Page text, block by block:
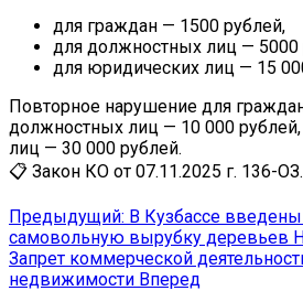
для граждан — 1500 рублей,
для должностных лиц — 5000
для юридических лиц — 15
Повторное нарушение для
должностных лиц — 10 000
лиц — 30 000 рублей.
📋 Закон КО от 07.11.2025 г. 136-ОЗ.
Предыдущий: В Кузбассе
самовольную вырубку деревьев
Запрет коммерческой
недвижимости Вперед